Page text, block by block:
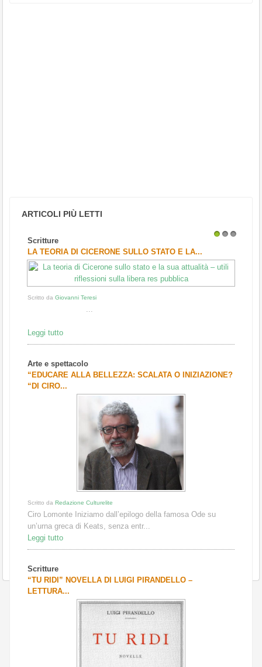
ARTICOLI PIÙ LETTI
Scritture
LA TEORIA DI CICERONE SULLO STATO E LA...
Scritto da Giovanni Teresi
...
Leggi tutto
Arte e spettacolo
“EDUCARE ALLA BELLEZZA: SCALATA O INIZIAZIONE?
“DI CIRO...
Scritto da Redazione Culturelite
Ciro Lomonte Iniziamo dall’epilogo della famosa Ode su
un’urna greca di Keats, senza entr...
Leggi tutto
Scritture
“TU RIDI” NOVELLA DI LUIGI PIRANDELLO –
LETTURA...